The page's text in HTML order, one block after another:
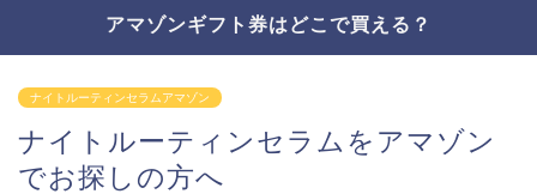
アマゾンギフト券はどこで買える？
ナイトルーティンセラムアマゾン
ナイトルーティンセラムをアマゾン
でお探しの方へ